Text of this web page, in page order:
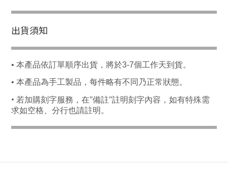
出貨須知
• 本產品依訂單順序出貨，將於3-7個工作天到貨。
• 本產品為手工製品，每件略有不同乃正常狀態。
• 若加購刻字服務，在"備註"註明刻字內容，如有特殊需
求如空格、分行也請註明。